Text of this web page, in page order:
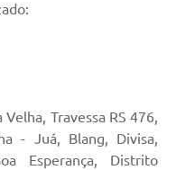
Travessa RS 476,
- Juá, Blang, Divisa,
Esperança, Distrito